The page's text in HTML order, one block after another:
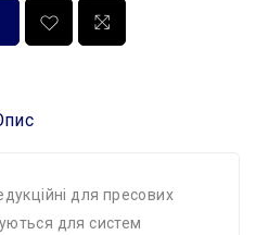
для пресових
для систем